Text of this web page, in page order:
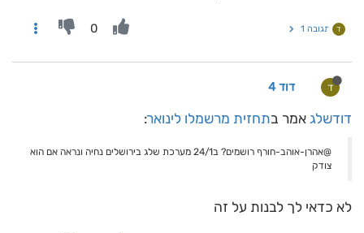
ד תגובה 1 0
ד דוד 4
דודשלג אמר בתחזית מרשמלו לינואר:
@אהרן-אוהב-חורף רושמים? ב24/1 מערכת שלג בירושלים נחיה ונראה אם הוא
צודק
לא כדאי לך לבנות על זה